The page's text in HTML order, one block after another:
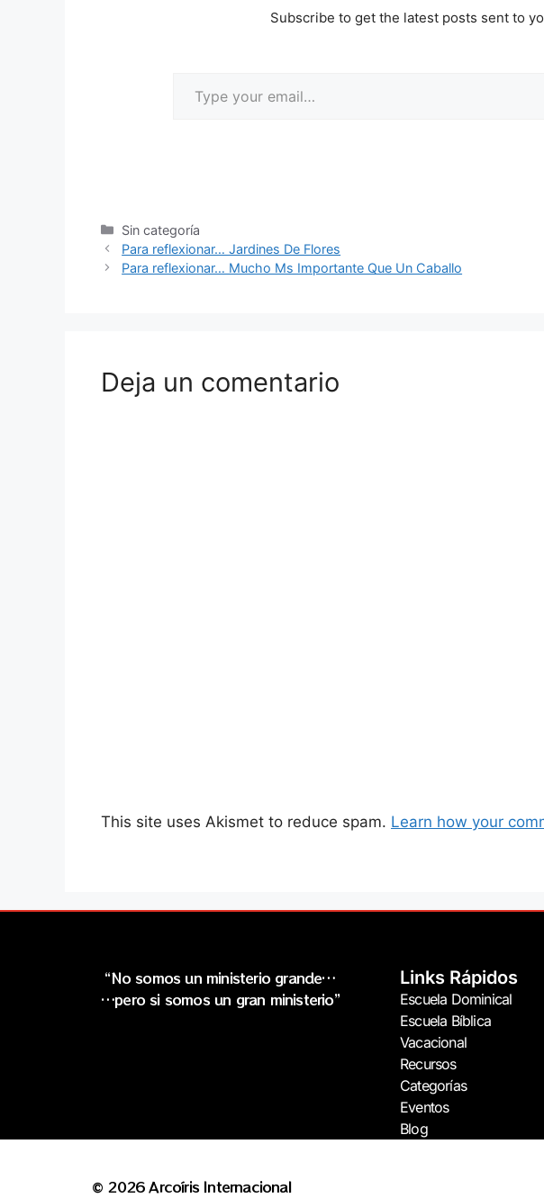
Subscribe to get the latest posts sent to
Sin categoría
Para reflexionar… Jardines De Flores
Para reflexionar… Mucho Ms Importante Que Un Caballo
Deja un comentario
This site uses Akismet to reduce spam. Learn how your
“No somos un ministerio grande…
…pero si somos un gran ministerio”
Links Rápidos
Escuela Dominical
Escuela Bíblica
Vacacional
Recursos
Categorías
Eventos
Blog
© 2026 Arcoíris Internacional